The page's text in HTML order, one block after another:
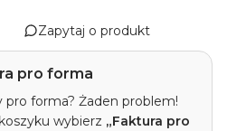
Zapytaj o produkt
pro forma
forma? Żaden problem!
wybierz „Faktura pro